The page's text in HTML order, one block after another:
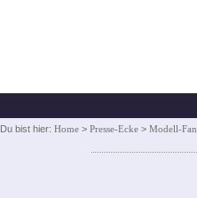
Du bist hier: Home > Presse-Ecke > Modell-Fan